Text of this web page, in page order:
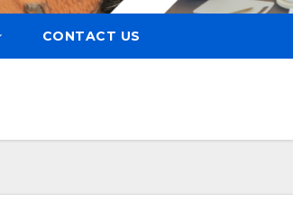
CONTACT US